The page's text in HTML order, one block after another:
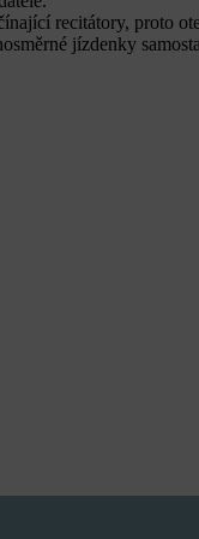
recitátory, proto
jízdenky